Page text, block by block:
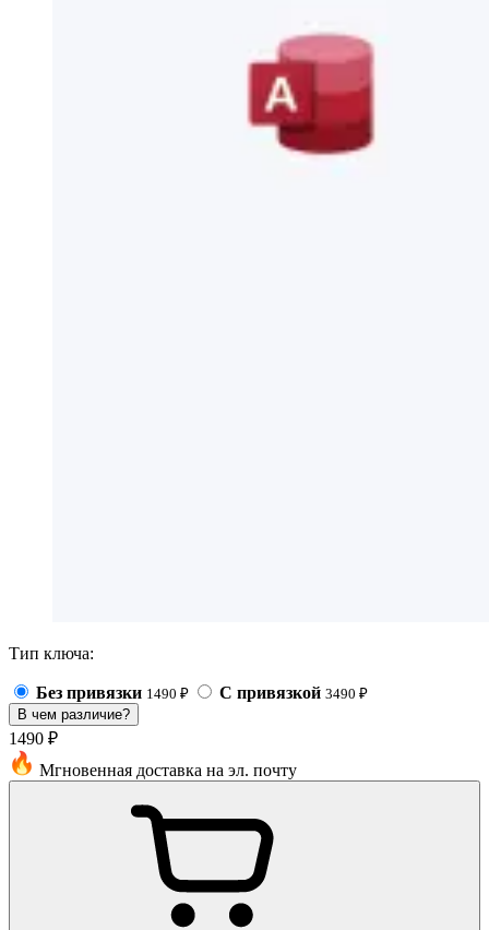
Тип ключа:
Без привязки 1490 ₽ С привязкой 3490 ₽
В чем различие?
1490 ₽
Мгновенная доставка на эл. почту